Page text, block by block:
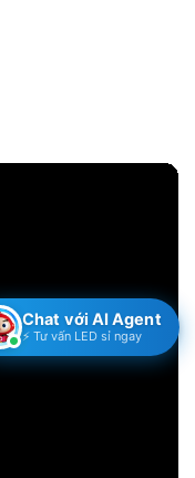
Chat với AI Agent
⚡ Tư vấn LED sỉ ngay